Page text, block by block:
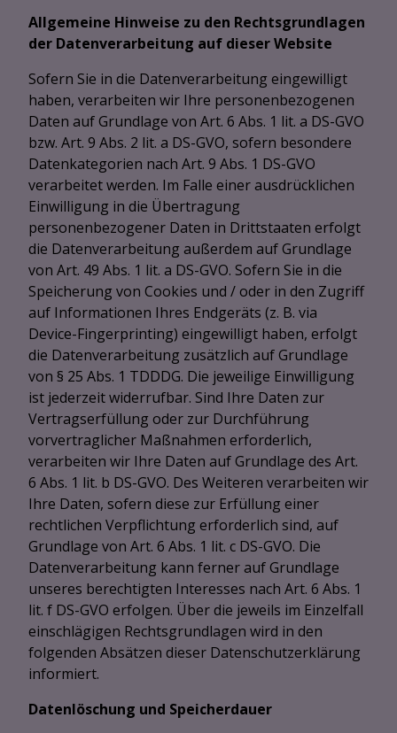
Allgemeine Hinweise zu den Rechtsgrundlagen
der Datenverarbeitung auf dieser Website
Sofern Sie in die Datenverarbeitung eingewilligt
haben, verarbeiten wir Ihre personenbezogenen
Daten auf Grundlage von Art. 6 Abs. 1 lit. a DS-GVO
bzw. Art. 9 Abs. 2 lit. a DS-GVO, sofern besondere
Datenkategorien nach Art. 9 Abs. 1 DS-GVO
verarbeitet werden. Im Falle einer ausdrücklichen
Einwilligung in die Übertragung
personenbezogener Daten in Drittstaaten erfolgt
die Datenverarbeitung außerdem auf Grundlage
von Art. 49 Abs. 1 lit. a DS-GVO. Sofern Sie in die
Speicherung von Cookies und / oder in den Zugriff
auf Informationen Ihres Endgeräts (z. B. via
Device-Fingerprinting) eingewilligt haben, erfolgt
die Datenverarbeitung zusätzlich auf Grundlage
von § 25 Abs. 1 TDDDG. Die jeweilige Einwilligung
ist jederzeit widerrufbar. Sind Ihre Daten zur
Vertragserfüllung oder zur Durchführung
vorvertraglicher Maßnahmen erforderlich,
verarbeiten wir Ihre Daten auf Grundlage des Art.
6 Abs. 1 lit. b DS-GVO. Des Weiteren verarbeiten wir
Ihre Daten, sofern diese zur Erfüllung einer
rechtlichen Verpflichtung erforderlich sind, auf
Grundlage von Art. 6 Abs. 1 lit. c DS-GVO. Die
Datenverarbeitung kann ferner auf Grundlage
unseres berechtigten Interesses nach Art. 6 Abs. 1
lit. f DS-GVO erfolgen. Über die jeweils im Einzelfall
einschlägigen Rechtsgrundlagen wird in den
folgenden Absätzen dieser Datenschutzerklärung
informiert.
Datenlöschung und Speicherdauer